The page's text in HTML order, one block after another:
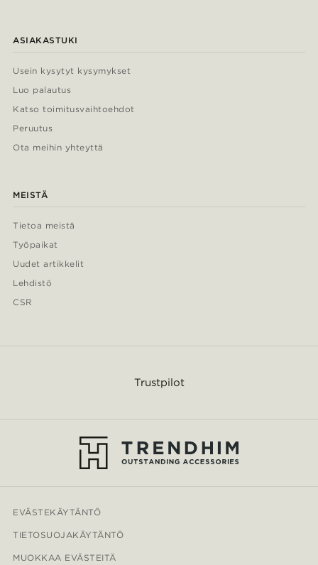
ASIAKASTUKI
Usein kysytyt kysymykset
Luo palautus
Katso toimitusvaihtoehdot
Peruutus
Ota meihin yhteyttä
MEISTÄ
Tietoa meistä
Työpaikat
Uudet artikkelit
Lehdistö
CSR
Trustpilot
EVÄSTEKÄYTÄNTÖ
TIETOSUOJAKÄYTÄNTÖ
MUOKKAA EVÄSTEITÄ